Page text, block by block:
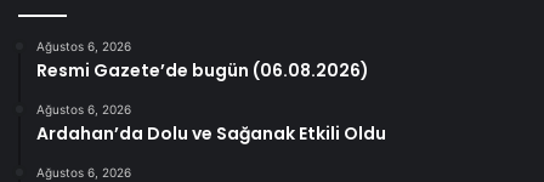
Ağustos 6, 2026
Resmi Gazete’de bugün (06.08.2026)
Ağustos 6, 2026
Ardahan’da Dolu ve Sağanak Etkili Oldu
Ağustos 6, 2026